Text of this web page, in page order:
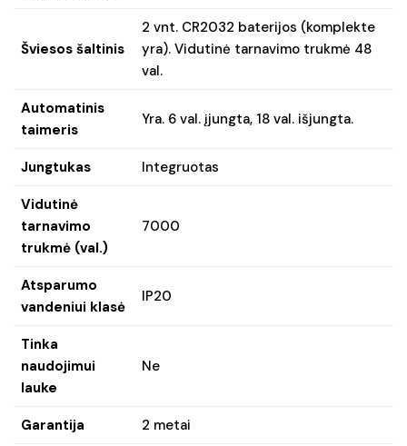
Šviesos šaltinis
2 vnt. CR2032 baterijos (komplekte
yra). Vidutinė tarnavimo trukmė 48
val.
Automatinis
taimeris
Yra. 6 val. įjungta, 18 val. išjungta.
Jungtukas Integruotas
Vidutinė
tarnavimo
trukmė (val.)
7000
Atsparumo
vandeniui klasė
IP20
Tinka
naudojimui
lauke
Ne
Garantija 2 metai